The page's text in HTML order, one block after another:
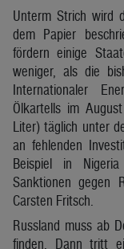
Unterm Strich wird
dem Papier
fördern einige
weniger, als die
Internationaler
Ölkartells im
Liter) täglich unter
an fehlenden
Beispiel in
Sanktionen gegen
Carsten Fritsch.
Russland muss ab
finden. Dann tritt